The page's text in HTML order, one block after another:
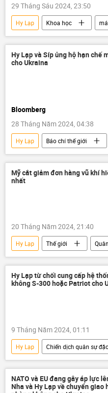
29 Tháng Sáu 2024, 23:50
Hy Lạp Khoa học
Thế giới
Ai Cập
Hy Lạp và Síp ủng hộ hạn chế
cho Ukraina
Bloomberg
28 Tháng Năm 2024, 04:38
Hy Lạp Báo chí thế giới
Thế giới
Cuộc khủng
Ukraina
Síp
Mỹ cắt giảm đơn hàng vũ khí
nhất
20 Tháng Năm 2024, 21:40
Hy Lạp Thế giới
Hoa Kỳ
F-35
Đức
Lầu Năm Góc
mua bán vũ khí
Na Uy
Quan điểm-Ý kiến
Hy Lạp từ chối cung cấp hệ
không S-300 hoặc Patriot cho
9 Tháng Năm 2024, 01:11
Hy Lạp
Chiến dịch quân sự
Ukraina
Cuộc khủng
Nga
xung đột quân sự
phương Tây
Thế giới
NATO và EU đang gây áp lực
Nha và Hy Lạp về chuyển giao